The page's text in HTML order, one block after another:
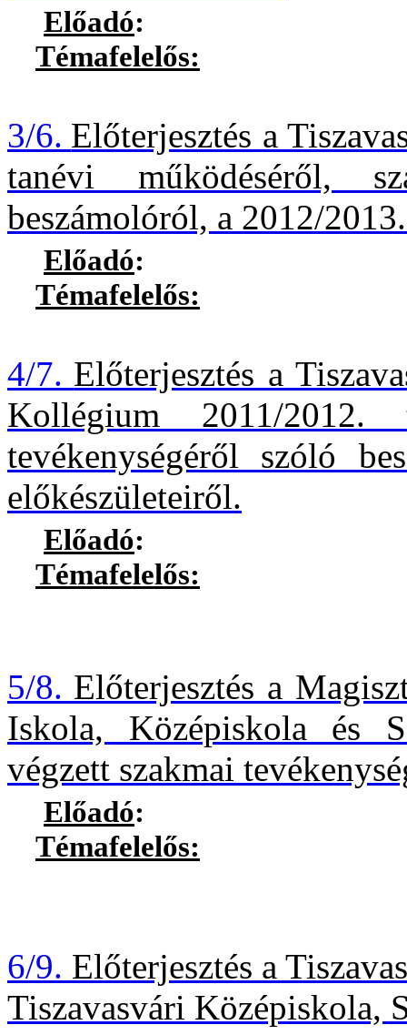
Előadó:
Témafelelős:
3/6. Előterjesztés a
tanévi működéséről,
beszámolóról, a 2012/
Előadó:
Témafelelős:
4/7. Előterjesztés a
Kollégium 2011/2012.
tevékenységéről szóló
előkészületeiről.
Előadó:
Témafelelős:
5/8. Előterjesztés a
Iskola, Középiskola és
végzett szakmai
Előadó:
Témafelelős:
6/9. Előterjesztés a
Tiszavasvári Középiskola,